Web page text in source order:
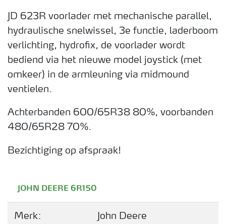
JD 623R voorlader met mechanische parallel,
hydraulische snelwissel, 3e functie, laderboom
verlichting, hydrofix, de voorlader wordt
bediend via het nieuwe model joystick (met
omkeer) in de armleuning via midmound
ventielen.
Achterbanden 600/65R38 80%, voorbanden
480/65R28 70%.
Bezichtiging op afspraak!
JOHN DEERE 6R150
Merk:
John Deere